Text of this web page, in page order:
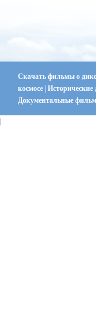
Скачать фильмы о
космосе
Документальные